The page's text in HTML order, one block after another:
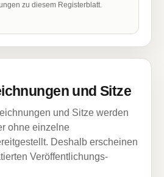
zu diesem Registerblatt.
und Sitze
und Sitze werden
ohne einzelne
Deshalb erscheinen
Veröffentlichungs-